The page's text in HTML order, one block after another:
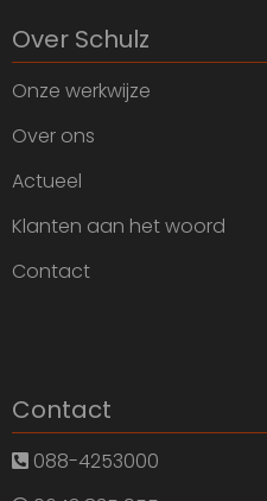
Over Schulz
Onze werkwijze
Over ons
Actueel
Klanten aan het woord
Contact
Contact
088-4253000